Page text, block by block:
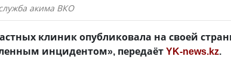
акима ВКО
клиник опубликовала на своей
инцидентом», передаётYK-news.kz.